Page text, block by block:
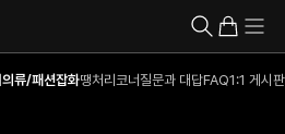
의류/패션잡화땡처리코너 질문과 대답FAQ1:1 게시판